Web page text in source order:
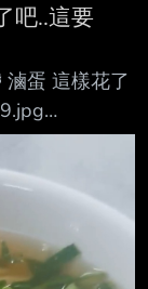
吧..這要
蛋 這樣花了
人上街抗議
屋更好 -----
SM-S9210. --